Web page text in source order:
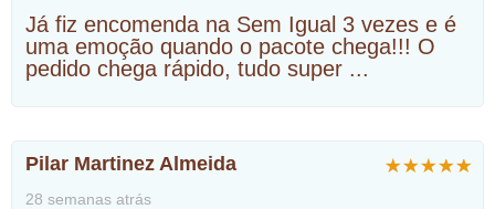
Já fiz encomenda na Sem Igual 3 vezes e é
uma emoção quando o pacote chega!!! O
pedido chega rápido, tudo super ...
Pilar Martinez Almeida
28 semanas atrás